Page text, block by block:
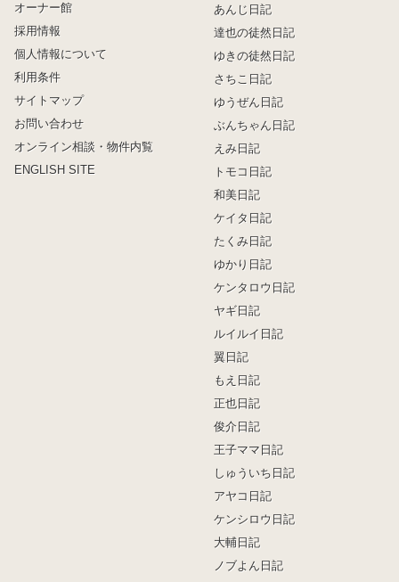
オーナー館
採用情報
個人情報について
利用条件
サイトマップ
お問い合わせ
オンライン相談・物件内覧
ENGLISH SITE
あんじ日記
達也の徒然日記
ゆきの徒然日記
さちこ日記
ゆうぜん日記
ぶんちゃん日記
えみ日記
トモコ日記
和美日記
ケイタ日記
たくみ日記
ゆかり日記
ケンタロウ日記
ヤギ日記
ルイルイ日記
翼日記
もえ日記
正也日記
俊介日記
王子ママ日記
しゅういち日記
アヤコ日記
ケンシロウ日記
大輔日記
ノブよん日記